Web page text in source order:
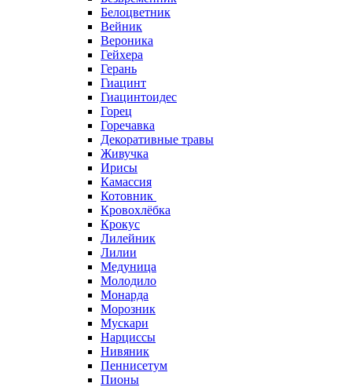
Белоцветник
Вейник
Вероника
Гейхера
Герань
Гиацинт
Гиацинтоидес
Горец
Горечавка
Декоративные травы
Живучка
Ирисы
Камассия
Котовник
Кровохлёбка
Крокус
Лилейник
Лилии
Медуница
Молодило
Монарда
Морозник
Мускари
Нарциссы
Нивяник
Пеннисетум
Пионы